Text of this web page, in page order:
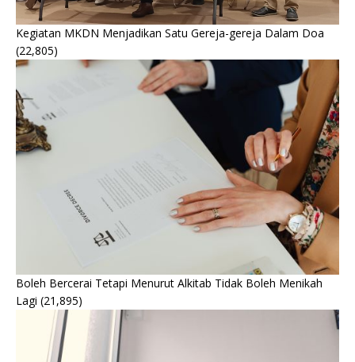
Kegiatan MKDN Menjadikan Satu Gereja-gereja Dalam Doa
(22,805)
Boleh Bercerai Tetapi Menurut Alkitab Tidak Boleh Menikah
Lagi (21,895)